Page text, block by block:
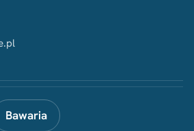
Bawaria